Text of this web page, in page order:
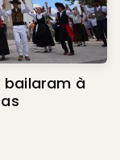
bailaram à